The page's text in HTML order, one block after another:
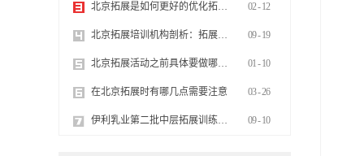
北京拓展是如何更好的优化拓展效果 02- 12
北京拓展培训机构剖析：拓展项目开发的要点 09- 19
北京拓展活动之前具体要做哪些考虑 01- 10
在北京拓展时有哪几点需要注意 03-26
伊利乳业第二批中层拓展训练圆满完成 09- 10